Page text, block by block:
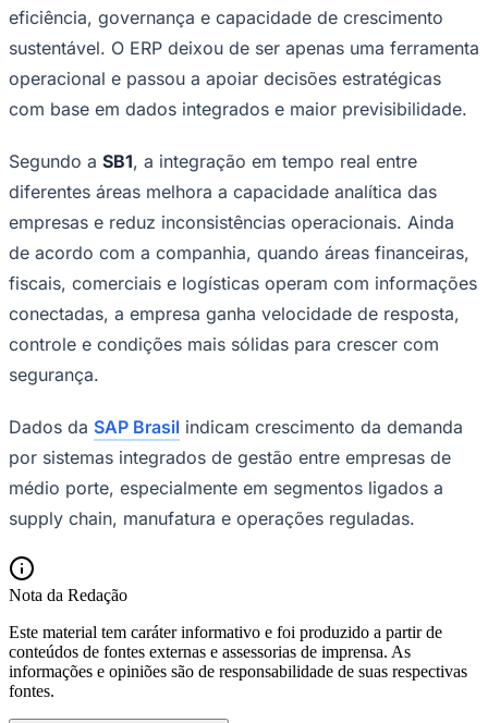
Corinthians
Palmeiras
eficiência, governança e capacidade de crescimento
sustentável. O ERP deixou de ser apenas uma ferramenta
operacional e passou a apoiar decisões estratégicas
com base em dados integrados e maior previsibilidade.
Segundo a SB1, a integração em tempo real entre
diferentes áreas melhora a capacidade analítica das
empresas e reduz inconsistências operacionais. Ainda
de acordo com a companhia, quando áreas financeiras,
fiscais, comerciais e logísticas operam com informações
conectadas, a empresa ganha velocidade de resposta,
controle e condições mais sólidas para crescer com
segurança.
Dados da SAP Brasil indicam crescimento da demanda
por sistemas integrados de gestão entre empresas de
médio porte, especialmente em segmentos ligados a
supply chain, manufatura e operações reguladas.
Nota da Redação
Este material tem caráter informativo e foi produzido a partir de
conteúdos de fontes externas e assessorias de imprensa. As
informações e opiniões são de responsabilidade de suas respectivas
fontes.